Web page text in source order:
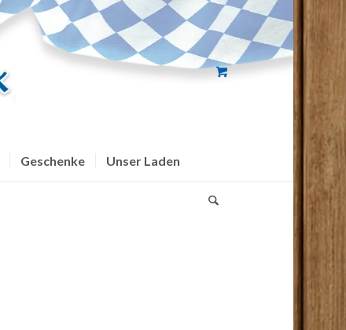
Geschenke Unser Laden